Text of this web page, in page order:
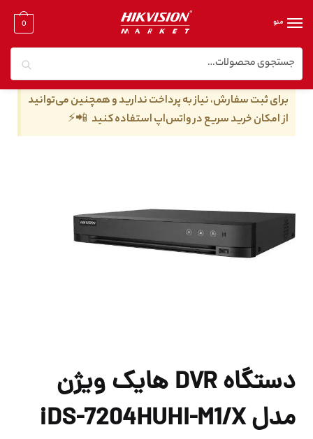
منو 0
خانه / دستگاه dvr هایک ویژن
برای ثبت سفارش، نیاز به پرداخت ندارید و همچنین می‌توانید
از امکان خرید سریع در واتس‌اپ استفاده کنید 📲⚡
دستگاه DVR هایک ویژن
مدل iDS-7204HUHI-M1/X